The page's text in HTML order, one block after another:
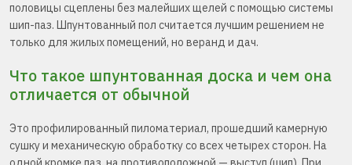
половицы сцеплены без малейших щелей с помощью системы
шип-паз. Шпунтованный пол считается лучшим решением не
только для жилых помещений, но веранд и дач.
Что такое шпунтованная доска и чем она
отличается от обычной
Это профилированный пиломатериал, прошедший камерную
сушку и механическую обработку со всех четырех сторон. На